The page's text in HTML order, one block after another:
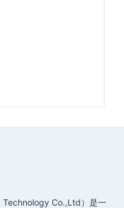
Technology Co.,Ltd）是一